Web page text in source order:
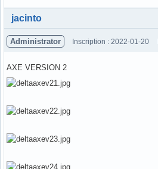
Hors ligne
jacinto
Administrator Inscription : 2022-01-20
AXE VERSION 2